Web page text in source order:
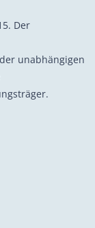
Der
unabhängigen